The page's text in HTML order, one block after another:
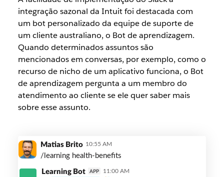
integração sazonal da Intuit foi destacada com
um bot personalizado da equipe de suporte de
um cliente australiano, o Bot de aprendizagem.
Quando determinados assuntos são
mencionados em conversas, por exemplo, como o
recurso de nicho de um aplicativo funciona, o Bot
de aprendizagem pergunta a um membro do
atendimento ao cliente se ele quer saber mais
sobre esse assunto.
A
sample
Matias Brito 10:55 AM
/learning health-benefits
Learning Bot
APP 11:00 AM